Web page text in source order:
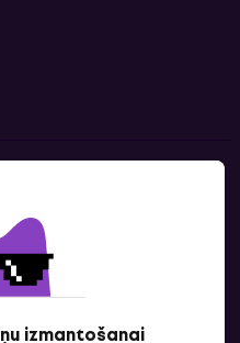
izmantošanai
mums